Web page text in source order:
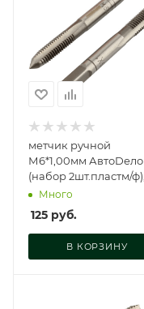
метчик ручной
М6*1,00мм АвтоDело
(набор 2шт.пластм/ф),
40821
Много
125 руб.
В КОРЗИНУ